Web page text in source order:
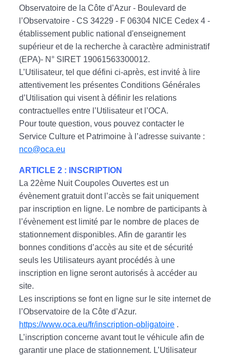
Observatoire de la Côte d’Azur - Boulevard de
l’Observatoire - CS 34229 - F 06304 NICE Cedex 4 -
établissement public national d'enseignement
supérieur et de la recherche à caractère administratif
(EPA)- N° SIRET 19061563300012.
L’Utilisateur, tel que défini ci-après, est invité à lire
attentivement les présentes Conditions Générales
d’Utilisation qui visent à définir les relations
contractuelles entre l’Utilisateur et l’OCA.
Pour toute question, vous pouvez contacter le
Service Culture et Patrimoine à l’adresse suivante :
nco@oca.eu
ARTICLE 2 : INSCRIPTION
La 22ème Nuit Coupoles Ouvertes est un
évènement gratuit dont l’accès se fait uniquement
par inscription en ligne. Le nombre de participants à
l’évènement est limité par le nombre de places de
stationnement disponibles. Afin de garantir les
bonnes conditions d’accès au site et de sécurité
seuls les Utilisateurs ayant procédés à une
inscription en ligne seront autorisés à accéder au
site.
Les inscriptions se font en ligne sur le site internet de
l’Observatoire de la Côte d’Azur.
https://www.oca.eu/fr/inscription-obligatoire .
L’inscription concerne avant tout le véhicule afin de
garantir une place de stationnement. L’Utilisateur